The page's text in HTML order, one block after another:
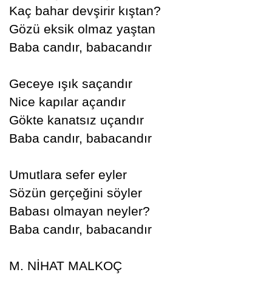
Kaç bahar devşirir kıştan?
Gözü eksik olmaz yaştan
Baba candır, babacandır
Geceye ışık saçandır
Nice kapılar açandır
Gökte kanatsız uçandır
Baba candır, babacandır
Umutlara sefer eyler
Sözün gerçeğini söyler
Babası olmayan neyler?
Baba candır, babacandır
M. NİHAT MALKOÇ